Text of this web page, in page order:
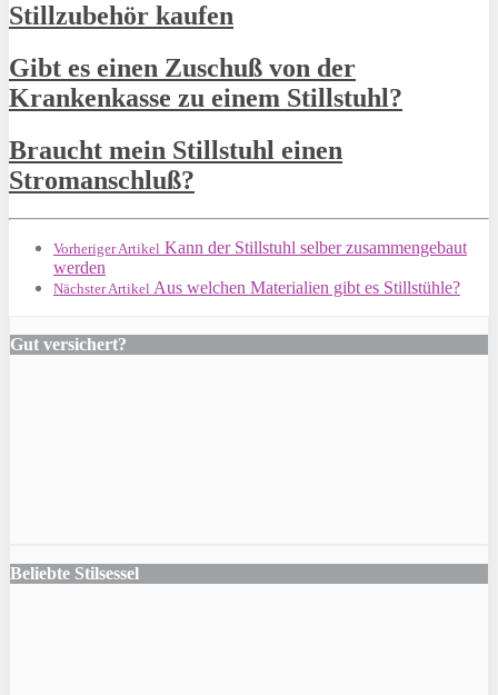
Stillzubehör kaufen
Gibt es einen Zuschuß von der
Krankenkasse zu einem Stillstuhl?
Braucht mein Stillstuhl einen
Stromanschluß?
Vorheriger Artikel Kann der Stillstuhl selber zusammengebaut
werden
Nächster Artikel Aus welchen Materialien gibt es Stillstühle?
Gut versichert?
Beliebte Stilsessel